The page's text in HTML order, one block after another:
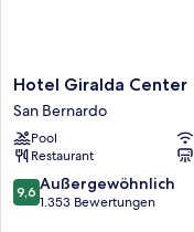
Hotel
Giralda
Center
San
Bernardo
Hotel Giralda Center
San Bernardo
Pool
Restaurant
9.6
von
9,6 Außergewöhnlich
1.353 Bewertungen